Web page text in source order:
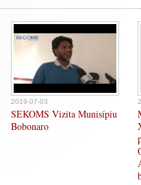
2019-07-03
SEKOMS Vizita Munisípiu
Bobonaro